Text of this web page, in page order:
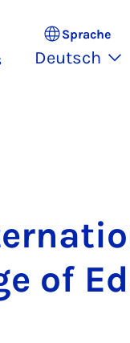
Sprache
Deutsch
of